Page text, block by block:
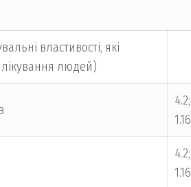
властивості, які
людей)
4.2;
1.16
4.2;
1.16